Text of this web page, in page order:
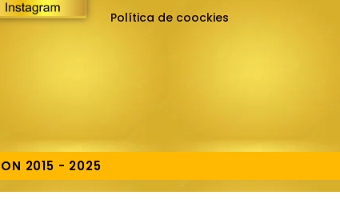
Política de coockies
2015 - 2025